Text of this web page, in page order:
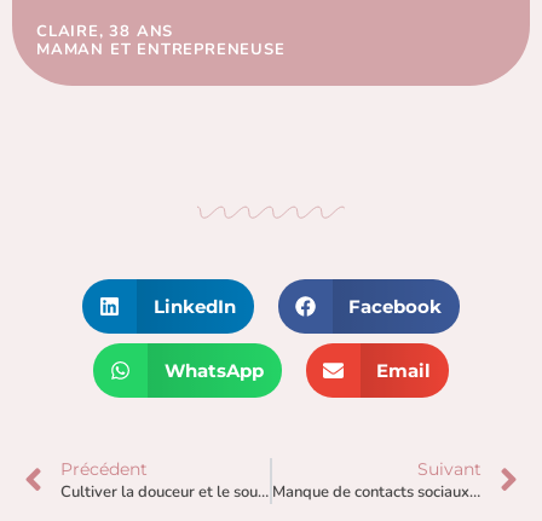
CLAIRE, 38 ANS
MAMAN ET ENTREPRENEUSE
LinkedIn Facebook
WhatsApp Email
Précédent
Cultiver la douceur et le soutien autour de soi : une force essentielle en période d’attente et d’incertitude
Suivant
Manque de contacts sociaux & sécurité intérieure